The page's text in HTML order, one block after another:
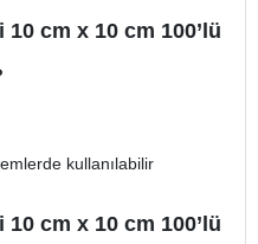
cm x 10 cm 100’lü
kullanılabilir
cm x 10 cm 100’lü